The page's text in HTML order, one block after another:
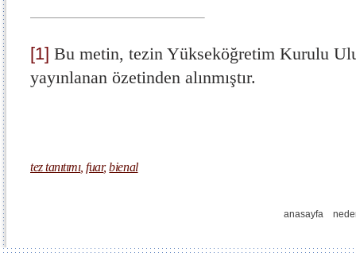
[1] Bu metin, tezin Yükseköğretim Kurulu
yayınlanan özetinden alınmıştır.
tez tanıtımı,fuar,bienal
anasayfa